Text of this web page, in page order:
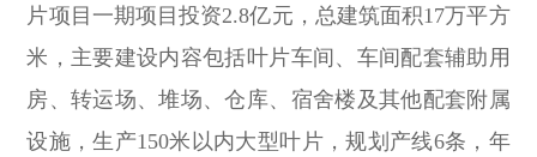
片项目一期项目投资2.8亿元，总建筑面积17万平方
米，主要建设内容包括叶片车间、车间配套辅助用
房、转运场、堆场、仓库、宿舍楼及其他配套附属
设施，生产150米以内大型叶片，规划产线6条，年